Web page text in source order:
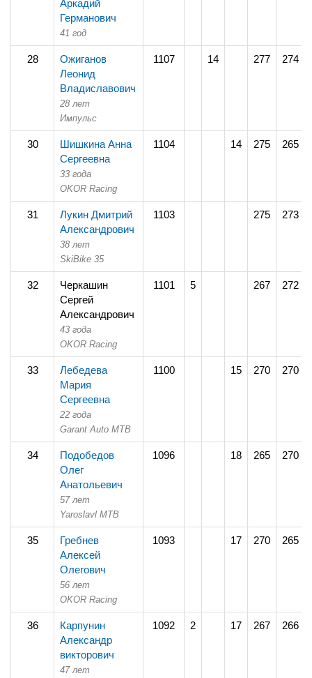
Аркадий
Германович
41 год
28
Ожиганов
Леонид
Владиславович
28 лет
Импульс
1107 14 277 274
30
Шишкина Анна
Сергеевна
33 года
OKOR Racing
1104 14 275 265
31
Лукин Дмитрий
Александрович
38 лет
SkiBike 35
1103 275 273
32
Черкашин
Сергей
Александрович
43 года
OKOR Racing
1101 5 267 272
33
Лебедева
Мария
Сергеевна
22 года
Garant Auto MTB
1100 15 270 270
34
Подобедов
Олег
Анатольевич
57 лет
Yaroslavl MTB
1096 18 265 270
35
Гребнев
Алексей
Олегович
56 лет
OKOR Racing
1093 17 270 265
36
Карпунин
Александр
викторович
47 лет
1092 2 17 267 266